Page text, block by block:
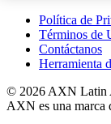
Política de
Términos de
Contáctanos
Herramienta
© 2026 AXN Latin
AXN es una